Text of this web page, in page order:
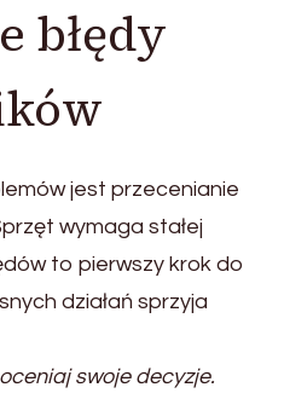
błędy
jest przecenianie
wymaga stałej
to pierwszy krok do
działań sprzyja
swoje decyzje.